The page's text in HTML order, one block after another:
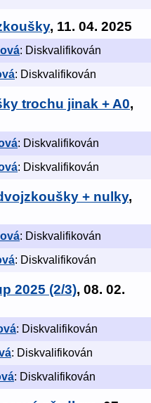
, 11. 04. 2025
: Diskvalifikován
: Diskvalifikován
trochu jinak + A0,
: Diskvalifikován
: Diskvalifikován
+ nulky,
: Diskvalifikován
: Diskvalifikován
2025 (2/3), 08. 02.
: Diskvalifikován
: Diskvalifikován
: Diskvalifikován